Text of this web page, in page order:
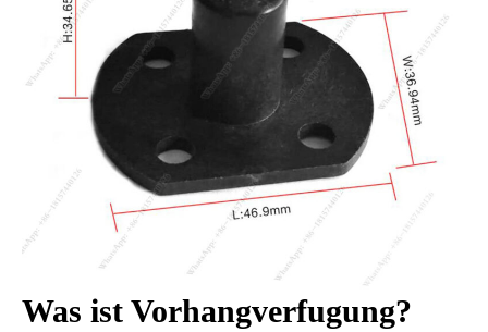
Was ist Vorhangverfugung?